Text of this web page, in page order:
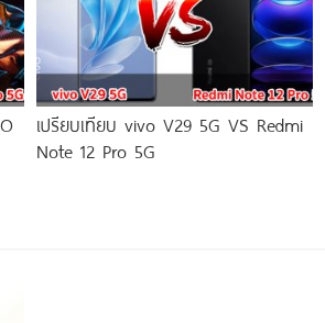
เปรียบเทียบ vivo V29 5G VS Redmi
Note 12 Pro 5G